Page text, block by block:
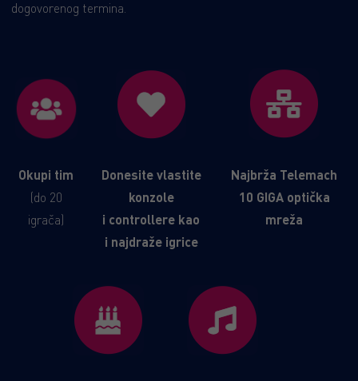
dogovorenog termina.
Okupi tim
(do 20
igrača)
Donesite vlastite
konzole
i controllere kao
i najdraže igrice
Najbrža Telemach
10 GIGA optička
mreža